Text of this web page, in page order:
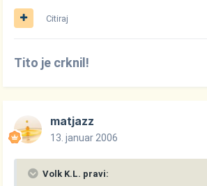
Citiraj
Tito je crknil!
matjazz
13. januar 2006
Volk K.L. pravi: